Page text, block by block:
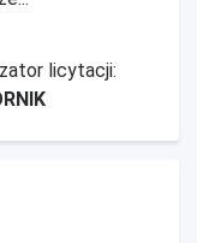
licytacji: